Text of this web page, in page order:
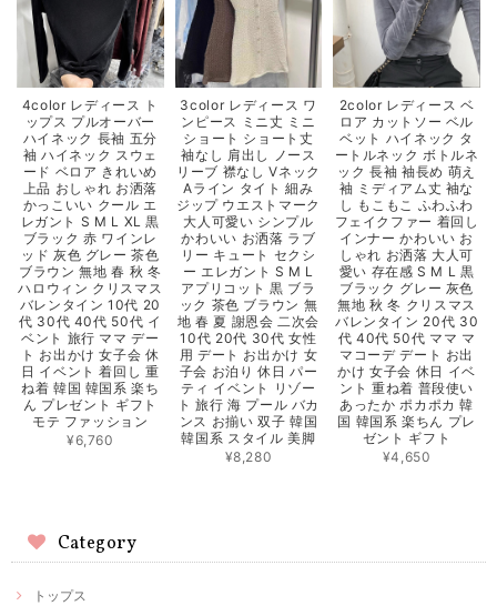
4color レディース ト
ップス プルオーバー
ハイネック 長袖 五分
袖 ハイネック スウェ
ード ベロア きれいめ
上品 おしゃれ お洒落
かっこいい クール エ
レガント S M L XL 黒
ブラック 赤 ワインレ
ッド 灰色 グレー 茶色
ブラウン 無地 春 秋 冬
ハロウィン クリスマス
バレンタイン 10代 20
代 30代 40代 50代 イ
ベント 旅行 ママ デー
ト お出かけ 女子会 休
日 イベント 着回し 重
ね着 韓国 韓国系 楽ち
ん プレゼント ギフト
モテ ファッション
¥6,760
3color レディース ワ
ンピース ミニ丈 ミニ
ショート ショート丈
袖なし 肩出し ノース
リーブ 襟なし Vネック
Aライン タイト 細み
ジップ ウエストマーク
大人可愛い シンプル
かわいい お洒落 ラブ
リー キュート セクシ
ー エレガント S M L
アプリコット 黒 ブラ
ック 茶色 ブラウン 無
地 春 夏 謝恩会 二次会
10代 20代 30代 女性
用 デート お出かけ 女
子会 お泊り 休日 パー
ティ イベント リゾー
ト 旅行 海 プール バカ
ンス お揃い 双子 韓国
韓国系 スタイル 美脚
¥8,280
2color レディース ベ
ロア カットソー ベル
ベット ハイネック タ
ートルネック ボトルネ
ック 長袖 袖長め 萌え
袖 ミディアム丈 袖な
し もこもこ ふわふわ
フェイクファー 着回し
インナー かわいい お
しゃれ お洒落 大人可
愛い 存在感 S M L 黒
ブラック グレー 灰色
無地 秋 冬 クリスマス
バレンタイン 20代 30
代 40代 50代 ママ マ
マコーデ デート お出
かけ 女子会 休日 イベ
ント 重ね着 普段使い
あったか ポカポカ 韓
国 韓国系 楽ちん プレ
ゼント ギフト
¥4,650
Category
トップス